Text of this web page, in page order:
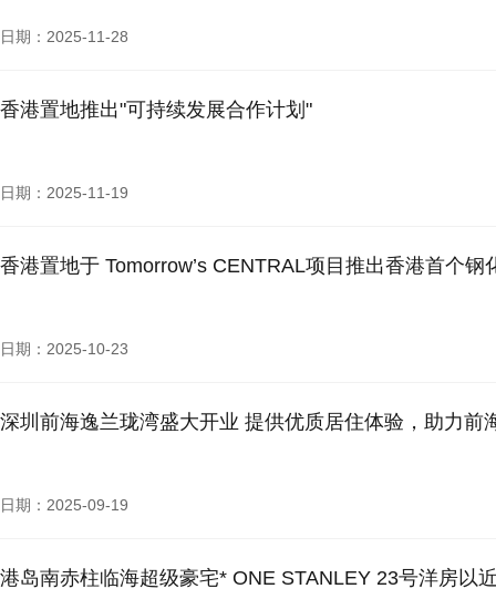
日期：2025-11-28
香港置地推出"可持续发展合作计划"
日期：2025-11-19
香港置地于 Tomorrow’s CENTRAL项目推出香港首个
日期：2025-10-23
深圳前海逸兰珑湾盛大开业 提供优质居住体验，助力前
日期：2025-09-19
港岛南赤柱临海超级豪宅* ONE STANLEY 23号洋房以